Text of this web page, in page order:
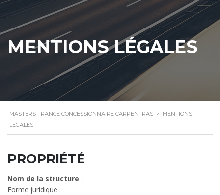
MENTIONS LÉGALES
MASTERS FRANCE CONCESSIONNAIRE CARPENTRAS > MENTIONS
LÉGALES
PROPRIÉTÉ
Nom de la structure :
Forme juridique :